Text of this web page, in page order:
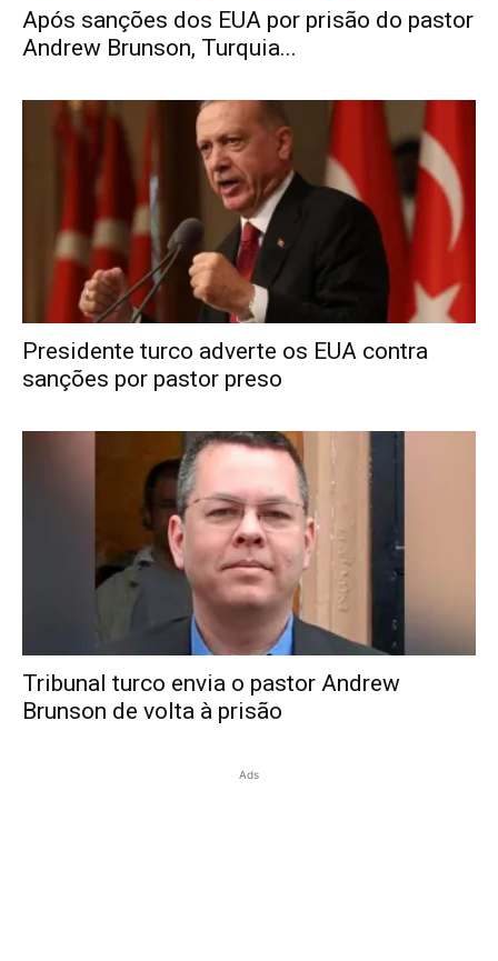
Após sanções dos EUA por prisão do pastor
Andrew Brunson, Turquia...
Presidente turco adverte os EUA contra
sanções por pastor preso
Tribunal turco envia o pastor Andrew
Brunson de volta à prisão
Ads